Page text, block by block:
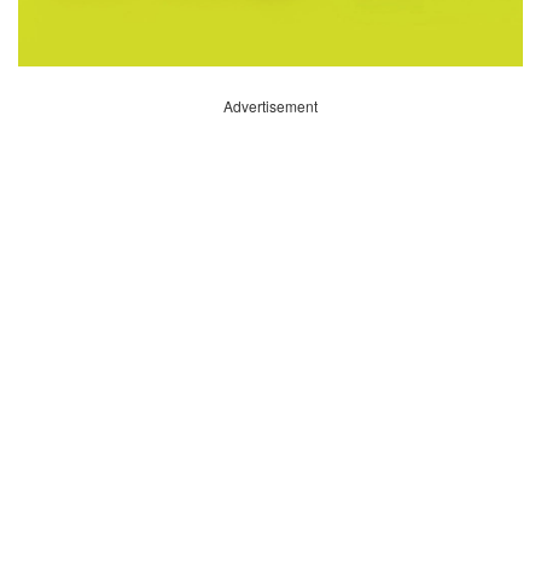
Advertisement